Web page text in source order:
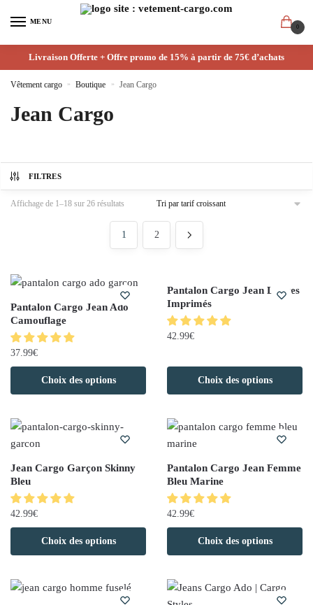
MENU
0
Livraison Offerte + Offre promo de 15% à partir de 75€ d’achats
Vêtement cargo » Boutique » Jean Cargo
Jean Cargo
FILTRES
Affichage de 1–18 sur 26 résultats
1 2
Pantalon Cargo Jean Ado
Camouflage
37.99€
Choix des options
Pantalon Cargo Jean Lettres
Imprimés
42.99€
Choix des options
Jean Cargo Garçon Skinny
Bleu
42.99€
Choix des options
Pantalon Cargo Jean Femme
Bleu Marine
42.99€
Choix des options